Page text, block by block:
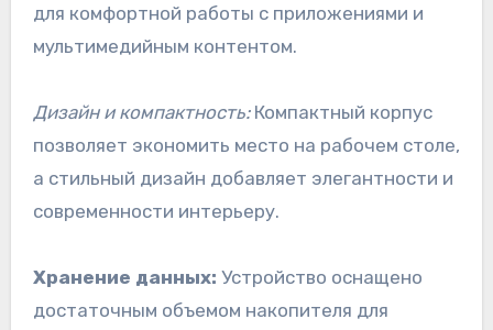
для комфортной работы с приложениями и
мультимедийным контентом.
Дизайн и компактность:Компактный корпус
позволяет экономить место на рабочем столе,
а стильный дизайн добавляет элегантности и
современности интерьеру.
Хранение данных: Устройство оснащено
достаточным объемом накопителя для